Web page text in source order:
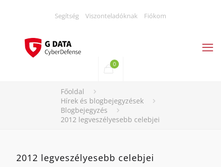
Segítség Viszonteladóknak Fiókom
0
Főoldal
Hírek és blogbejegyzések
Blogbejegyzés
2012 legveszélyesebb celebjei
2012 legveszélyesebb celebjei